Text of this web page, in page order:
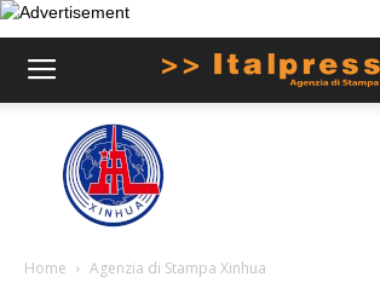
Home Agenzia di Stampa Xinhua